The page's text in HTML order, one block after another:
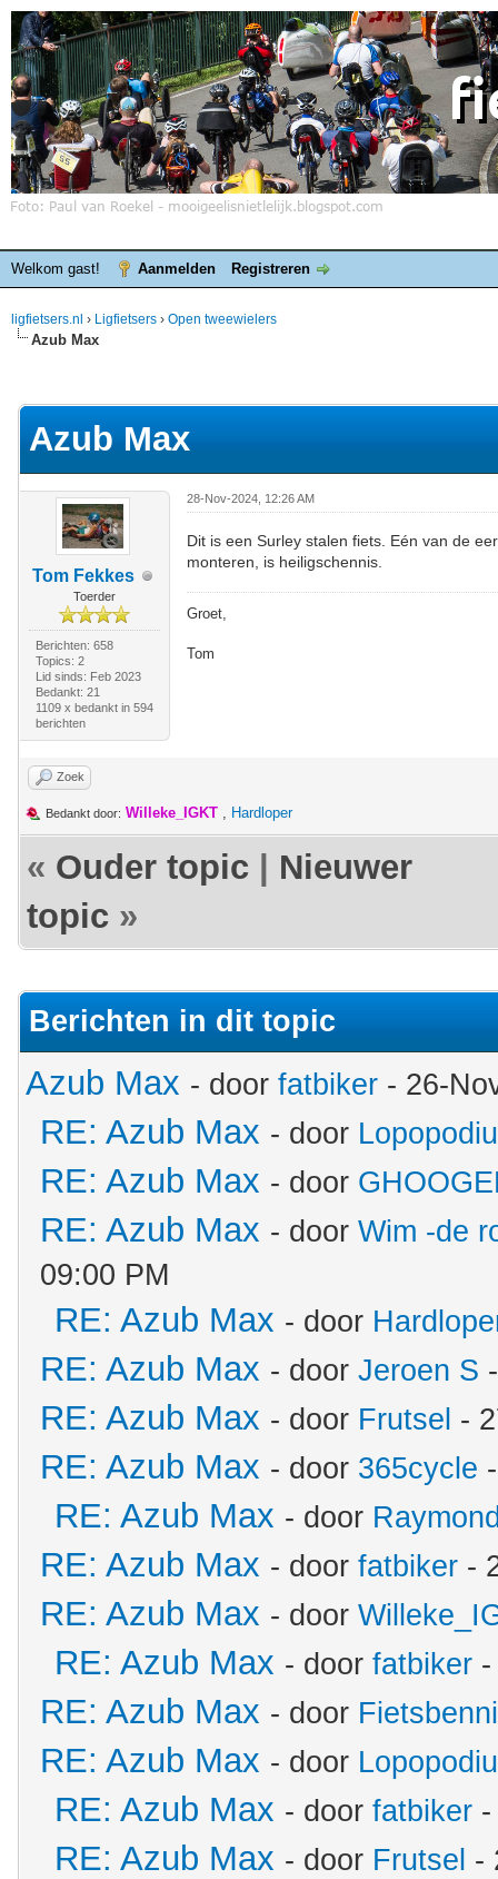
Welkom gast! Aanmelden Registreren
ligfietsers.nl › Ligfietsers › Open tweewielers
Azub Max
Azub Max
Tom Fekkes
Toerder
Berichten: 658
Topics: 2
Lid sinds: Feb 2023
Bedankt: 21
1109 x bedankt in 594
berichten
28-Nov-2024, 12:26 AM
Dit is een Surley stalen fiets. Eén van de
monteren, is heiligschennis.
Groet,
Tom
Zoek
Bedankt door: Willeke_IGKT , Hardloper
« Ouder topic
Nieuwer
topic »
Berichten in dit topic
Azub Max - door fatbiker - 26-
RE: Azub Max - door
RE: Azub Max - door
RE: Azub Max - door Wim -de
09:00 PM
RE: Azub Max - door
RE: Azub Max - door Jeroen S
RE: Azub Max - door Frutsel -
RE: Azub Max - door 365cycle
RE: Azub Max - door
RE: Azub Max - door fatbiker -
RE: Azub Max - door
RE: Azub Max - door fatbiker
RE: Azub Max - door
RE: Azub Max - door
RE: Azub Max - door fatbiker
RE: Azub Max - door Frutsel -